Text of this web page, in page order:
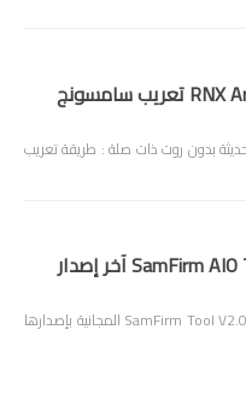
أفضل أداة RNX Arabic Tool تعريب سامسونج
بدون روت ذات صلة : طريقة تعريب
تحميل أداة SamFirm AIO Tool V2.0 آخر إصدار
مرحبا بكم أعضاء ومتابعي وزوار المدونة ، أداة SamFirm Tool V2.0 المجانية بإصدارها